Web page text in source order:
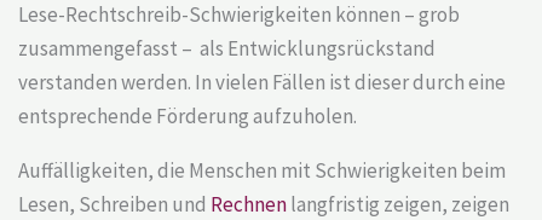
Lese-Rechtschreib-Schwierigkeiten können – grob
zusammengefasst – als Entwicklungsrückstand
verstanden werden. In vielen Fällen ist dieser durch eine
entsprechende Förderung aufzuholen.
Auffälligkeiten, die Menschen mit Schwierigkeiten beim
Lesen, Schreiben und Rechnenlangfristig zeigen, zeigen